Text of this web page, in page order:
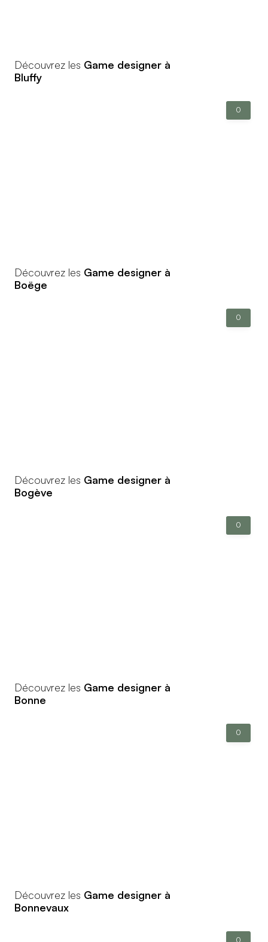
Découvrez les Game designer à
Bluffy
0
Découvrez les Game designer à
Boëge
0
Découvrez les Game designer à
Bogève
0
Découvrez les Game designer à
Bonne
0
Découvrez les Game designer à
Bonnevaux
0